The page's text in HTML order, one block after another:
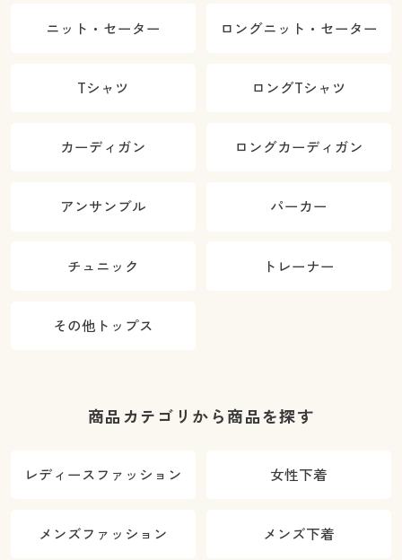
ニット・セーター ロングニット・セーター
Tシャツ ロングTシャツ
カーディガン ロングカーディガン
アンサンブル パーカー
チュニック トレーナー
その他トップス
商品カテゴリから商品を探す
レディースファッション 女性下着
メンズファッション メンズ下着